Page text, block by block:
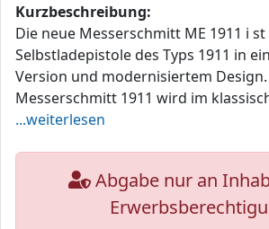
Kurzbeschreibung:
Die neue Messerschmitt ME 1911 i
Selbstladepistole des Typs 1911 in
Version und modernisiertem
Messerschmitt 1911 wird im
...weiterlesen
Abgabe nur an